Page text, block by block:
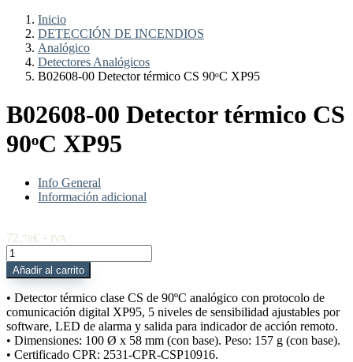
Inicio
DETECCIÓN DE INCENDIOS
Analógico
Detectores Analógicos
B02608-00 Detector térmico CS 90ᵒC XP95
B02608-00 Detector térmico CS
90ᵒC XP95
Info General
Información adicional
72,78€ + IVA
B02608-
00
Detector
térmico
CS
90ᵒC
XP95
cantidad
Añadir al carrito
• Detector térmico clase CS de 90ºC analógico con protocolo de
comunicación digital XP95, 5 niveles de sensibilidad ajustables por
software, LED de alarma y salida para indicador de acción remoto.
• Dimensiones: 100 Ø x 58 mm (con base). Peso: 157 g (con base).
• Certificado CPR: 2531-CPR-CSP10916.